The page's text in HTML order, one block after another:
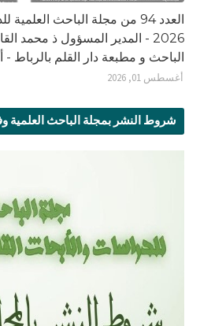
العدد 94 من مجلة الباحث
2026 - المدير المسؤول ذ
الباحث و مطبعة دار القلم بالرباط - أكثر من 65
أغسطس 01, 2026
شروط النشر بمجلة الباحث العلمية